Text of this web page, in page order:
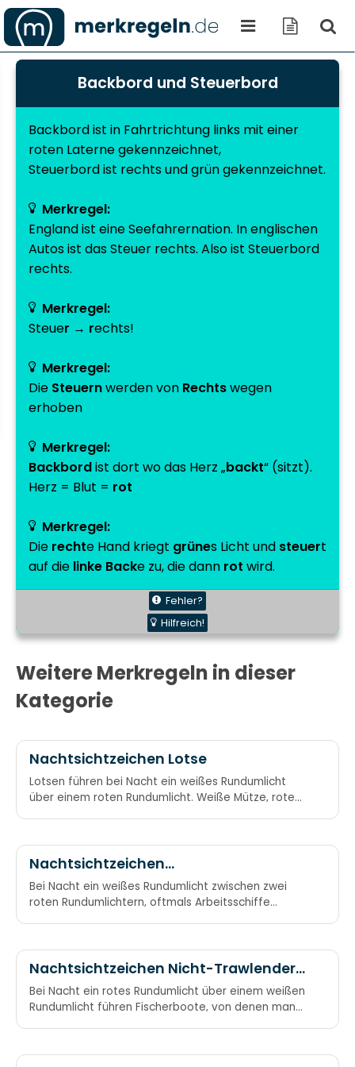
Backbord und Steuerbord
Backbordist in Fahrtrichtung links mit einer
roten Laterne gekennzeichnet,
Steuerbordist rechts und grün gekennzeichnet.
Merkregel:
England ist eine Seefahrernation. In englischen
Autos ist das Steuer rechts. Also ist Steuerbord
rechts.
Merkregel:
Steuer → rechts!
Merkregel:
Die Steuernwerden von Rechtswegen
erhoben
Merkregel:
Backbordist dort wo das Herz „backt“ (sitzt).
Herz = Blut = rot
Merkregel:
Die rechte Hand kriegt grünes Licht und steuert
auf die linke Backe zu, die dann rot wird.
Fehler?
Hilfreich!
Weitere Merkregeln in dieser
Kategorie
Nachtsichtzeichen Lotse
Lotsen führen bei Nacht ein weißes Rundumlicht
über einem roten Rundumlicht. Weiße Mütze, rote
Nachtsichtzeichen
Manövrierbehindert
Bei Nacht ein weißes Rundumlicht zwischen zwei
roten Rundumlichtern, oftmals Arbeitsschiffe
Nachtsichtzeichen Nicht-Trawlender
Fischer
Bei Nacht ein rotes Rundumlicht über einem weißen
Rundumlicht führen Fischerboote, von denen man